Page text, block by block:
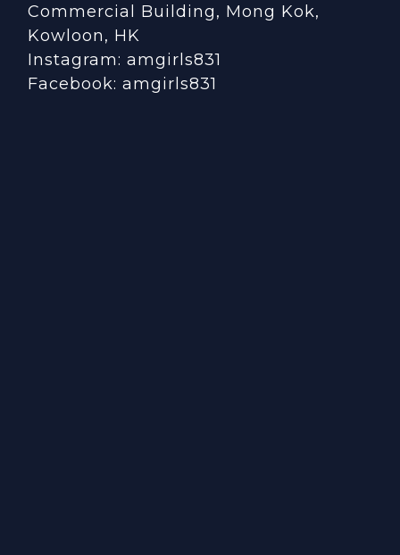
Commercial Building, Mong Kok,
Kowloon, HK
Instagram: amgirls831
Facebook: amgirls831